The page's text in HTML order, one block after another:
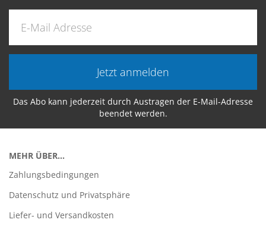
Jetzt anmelden
Das Abo kann jederzeit durch Austragen der E-Mail-Adresse
beendet werden.
MEHR ÜBER...
Zahlungsbedingungen
Datenschutz und Privatsphäre
Liefer- und Versandkosten